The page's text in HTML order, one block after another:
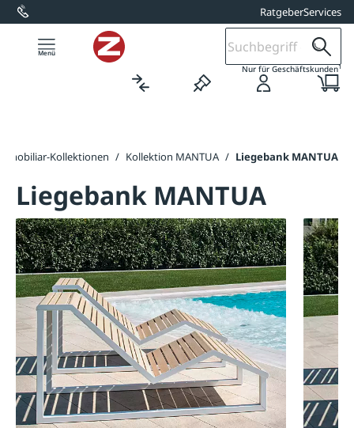
springen RatgeberServices
Nur für Geschäftskunden1
Kollektionen / Kollektion MANTUA / Liegebank MANTUA
Liegebank MANTUA